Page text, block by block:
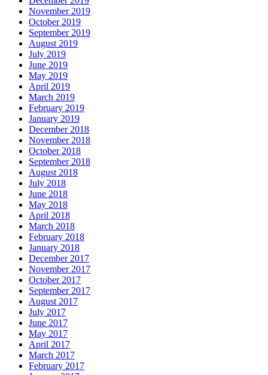
November 2019
October 2019
September 2019
August 2019
July 2019
June 2019
May 2019
April 2019
March 2019
February 2019
January 2019
December 2018
November 2018
October 2018
September 2018
August 2018
July 2018
June 2018
May 2018
April 2018
March 2018
February 2018
January 2018
December 2017
November 2017
October 2017
September 2017
August 2017
July 2017
June 2017
May 2017
April 2017
March 2017
February 2017